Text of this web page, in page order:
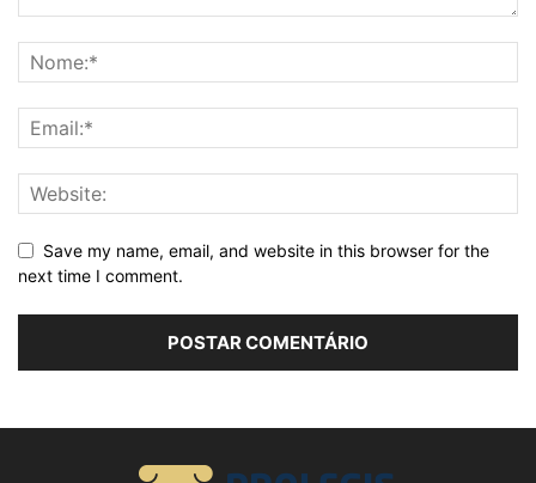
Save my name, email, and website in this browser for the
next time I comment.